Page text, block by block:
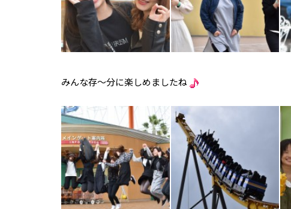
みんな存～分に楽しめましたね